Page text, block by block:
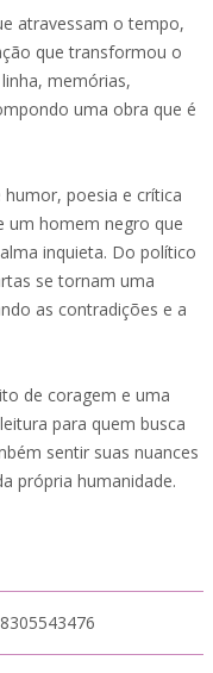
atravessam o tempo,
que transformou o
memórias,
uma obra que é
poesia e crítica
um homem negro que
inquieta. Do político
se tornam uma
as contradições e a
de coragem e uma
para quem busca
sentir suas nuances
própria humanidade.